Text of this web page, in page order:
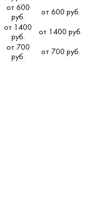
от 600
руб.
от 600 руб.
от 1400
руб.
от 1400 руб.
от 700
руб.
от 700 руб.